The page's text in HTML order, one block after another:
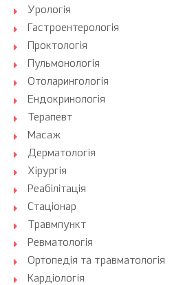
Урологія
Гастроентерологія
Проктологія
Пульмонологія
Отоларингологія
Ендокринологія
Терапевт
Масаж
Дерматологія
Хірургія
Реабілітація
Стаціонар
Травмпункт
Ревматологія
Ортопедія та травматологія
Кардіологія